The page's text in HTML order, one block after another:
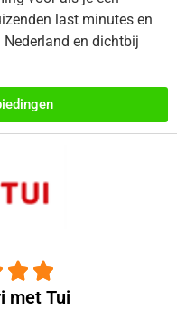
last minutes en
en dichtbij
 
met Tui